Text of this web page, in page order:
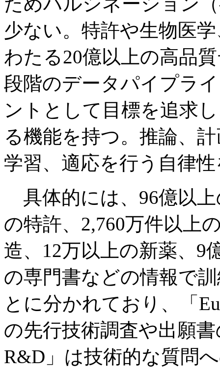
少ない。特許や生物医
わたる20億以上の高品
段階のデータパイプラ
ントとして目標を追求
る機能を持つ。推論、
学習、適応を行う自律
具体的には、96億以上
の特許、2,760万件以上
造、12万以上の新薬、9
の専門書などの情報で
とに分かれており、「
の先行技術調査や出願
R&D」は技術的な質問